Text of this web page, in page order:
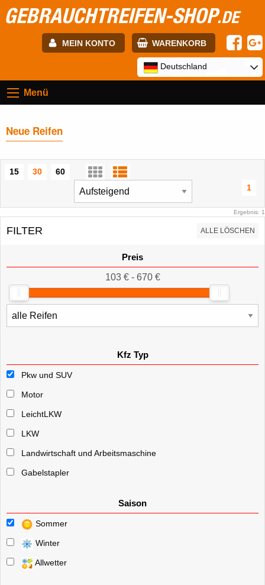
GEBRAUCHTREIFEN-SHOP.DE
MEIN KONTO WARENKORB
Passwort:
Deutschland
Menü
Neue Reifen
15 30
60
1
Ergebnis: 1
FILTER ALLE LÖSCHEN
Preis
103 € - 670 €
Kfz Typ
Pkw und SUV
Motor
LeichtLKW
LKW
Landwirtschaft und Arbeitsmaschine
Gabelstapler
Saison
Sommer
Winter
Allwetter